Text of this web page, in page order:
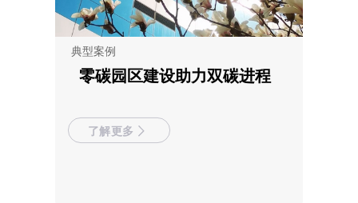
典型案例
零碳园区建设助力双碳进程
了解更多